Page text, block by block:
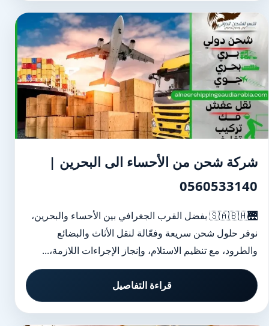
شركة شحن من الأحساء الى البحرين |
0560533140
🌉🇸🇦🇧🇭 بفضل القرب الجغرافي بين الأحساء والبحرين،
نوفر حلول شحن سريعة وفعّالة لنقل الأثاث والبضائع
والطرود، مع تنظيم الاستلام، وإنجاز الإجراءات اللازمة،...
قراءة التفاصيل